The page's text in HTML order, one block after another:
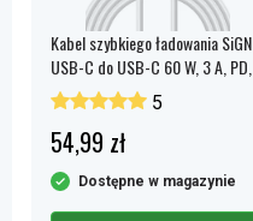
Kabel szybkiego ładowania SiGN
USB-C do USB-C 60 W, 3 A, PD, 3
m - biały
5
54,99 zł
Dostępne w magazynie